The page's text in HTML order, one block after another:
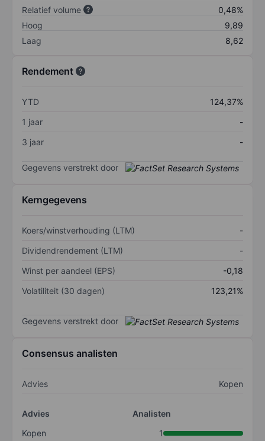
Relatief volume
0,48%
Hoog
9,89
Laag
8,62
Rendement
YTD
124,37%
1 jaar
-
3 jaar
-
Gegevens verstrekt door
Kerngegevens
Koers/winstverhouding (LTM)
-
Dividendrendement (LTM)
-
Winst per aandeel (EPS)
-0,18
Volatiliteit (30 dagen)
123,21%
Gegevens verstrekt door
Consensus analisten
Advies Kopen
Advies
Analisten
Kopen
1